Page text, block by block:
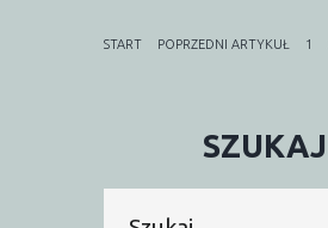
START POPRZEDNI ARTYKUŁ 1
SZUKAJ